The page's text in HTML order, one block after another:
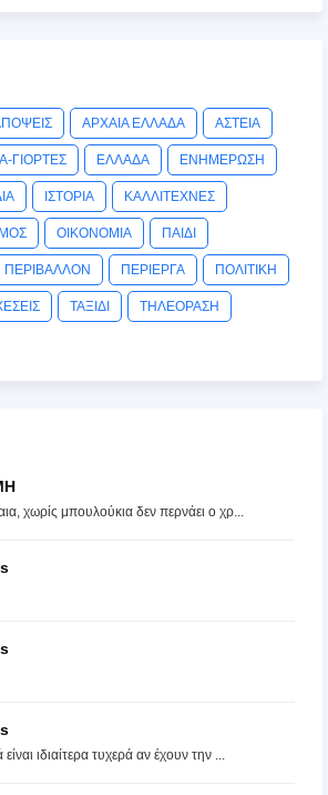
ΑΡΧΑΙΑ ΕΛΛΑΔΑ ΑΣΤΕΙΑ
ΓΙΟΡΤΕΣ ΕΛΛΑΔΑ ΕΝΗΜΕΡΩΣΗ
ΙΣΤΟΡΙΑ ΚΑΛΛΙΤΕΧΝΕΣ
ΟΙΚΟΝΟΜΙΑ ΠΑΙΔΙ
ΠΕΡΙΒΑΛΛΟΝ ΠΕΡΙΕΡΓΑ ΠΟΛΙΤΙΚΗ
ΤΑΞΙΔΙ ΤΗΛΕΟΡΑΣΗ
χωρίς μπουλούκια δεν περνάει ο χρ...
ιδιαίτερα τυχερά αν έχουν την ...